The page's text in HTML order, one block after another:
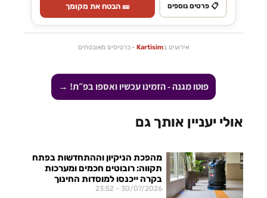
📋 פרטים נוספים 🎫 הבטח את מקומך
אירועים בKartisim · כרטיסים מאובטחים
פוטו מגנה - הזמינו עכשיו ואספו בפ״ת! →
אולי יעניין אותך גם
מהפכת הניקיון וההתחדשות בפתח
תקווה: רובוטים חכמים ומערכות
בקרה ייכנסו למוסדות החינוך
30/07/2026